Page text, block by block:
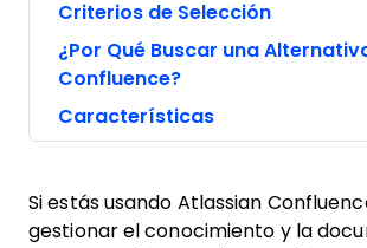
Criterios de Selección
¿Por Qué Buscar una
Confluence?
Características
Si estás usando Atlassian
gestionar el conocimiento y la